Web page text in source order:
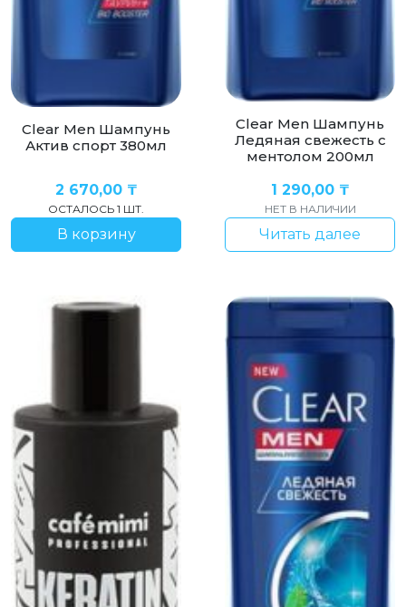
Clear Men Шампунь
Актив спорт 380мл
2 670,00 ₸
ОСТАЛОСЬ 1 ШТ.
В корзину
Clear Men Шампунь
Ледяная свежесть с
ментолом 200мл
1 290,00 ₸
НЕТ В НАЛИЧИИ
Читать далее